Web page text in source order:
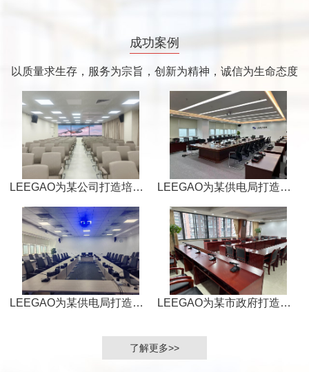
成功案例
以质量求生存，服务为宗旨，创新为精神，诚信为生命态度
LEEGAO为某公司打造培训室 LEEGAO为某供电局打造数字会议室
LEEGAO为某供电局打造数字会议室 LEEGAO为某市政府打造数字会议室
了解更多>>